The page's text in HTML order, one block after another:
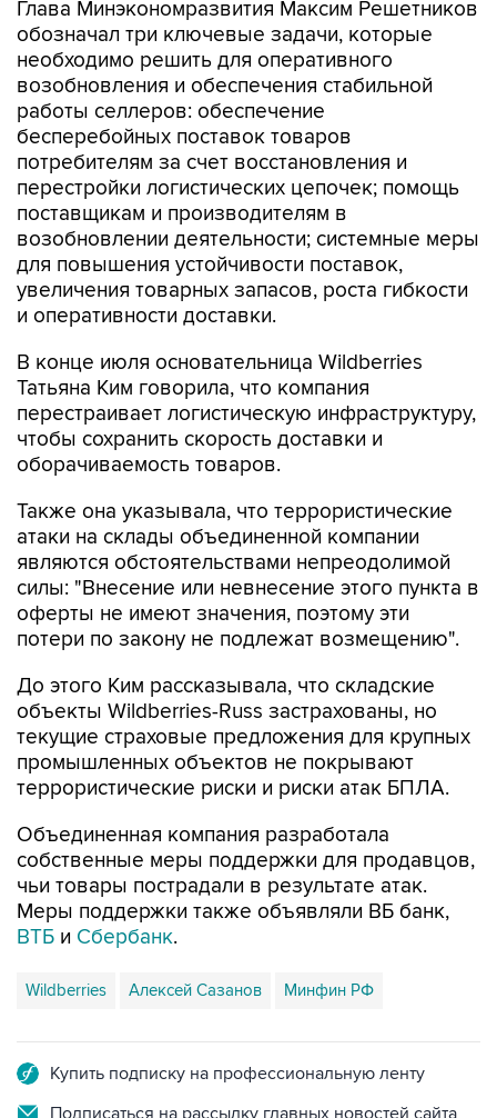
Глава Минэкономразвития Максим Решетников
обозначал три ключевые задачи, которые
необходимо решить для оперативного
возобновления и обеспечения стабильной
работы селлеров: обеспечение
бесперебойных поставок товаров
потребителям за счет восстановления и
перестройки логистических цепочек; помощь
поставщикам и производителям в
возобновлении деятельности; системные меры
для повышения устойчивости поставок,
увеличения товарных запасов, роста гибкости
и оперативности доставки.
В конце июля основательница Wildberries
Татьяна Ким говорила, что компания
перестраивает логистическую инфраструктуру,
чтобы сохранить скорость доставки и
оборачиваемость товаров.
Также она указывала, что террористические
атаки на склады объединенной компании
являются обстоятельствами непреодолимой
силы: "Внесение или невнесение этого пункта в
оферты не имеют значения, поэтому эти
потери по закону не подлежат возмещению".
До этого Ким рассказывала, что складские
объекты Wildberries-Russ застрахованы, но
текущие страховые предложения для крупных
промышленных объектов не покрывают
террористические риски и риски атак БПЛА.
Объединенная компания разработала
собственные меры поддержки для продавцов,
чьи товары пострадали в результате атак.
Меры поддержки также объявляли ВБ банк,
ВТБ и Сбербанк.
Wildberries Алексей Сазанов Минфин РФ
Купить подписку на профессиональную ленту